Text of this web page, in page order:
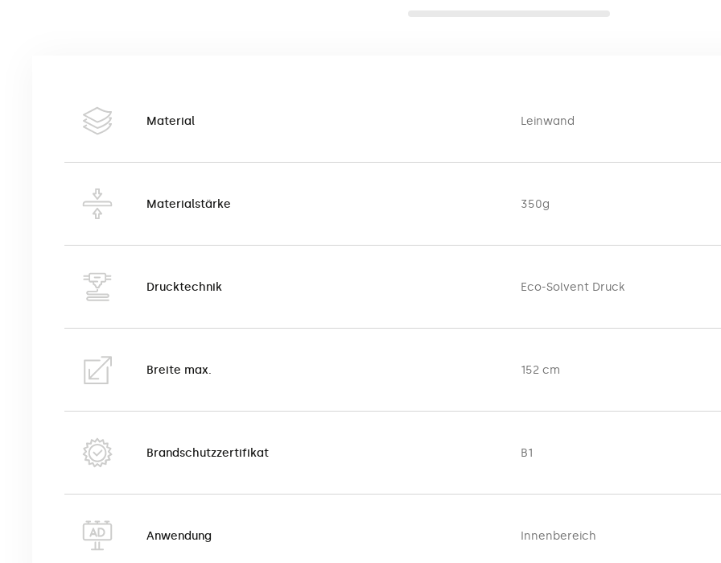
Präsentation von Fotografien, Grafiken, Reproduktion von Gemälden und als Element der Innenarchitektur
nicht standardisierte, aufmerksamkeitsstarke Werbeform eingesetzt. Durch die breite Anwendung wird Leinwand in
Nach dem Druck kann die Leinwand auf einen natürlichen, hölzernen
Leinwand wird im Ecosolvent-Druckverfahren mit einem Gewicht von 350 g und einer maximalen Volltonbreite von
entflammbar der Klasse B1 zertifiziert.
Material Leinwand
Materialstärke 350g
Drucktechnik Eco-Solvent Druck
Breite max. 152 cm
Brandschutzzertifikat B1
Anwendung Innenbereich